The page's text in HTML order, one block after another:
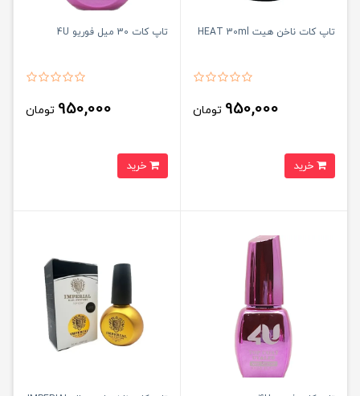
تاپ کات ناخن هیت HEAT 30ml
950,000 تومان
تاپ کات 30 میل فوریو 4U
950,000 تومان